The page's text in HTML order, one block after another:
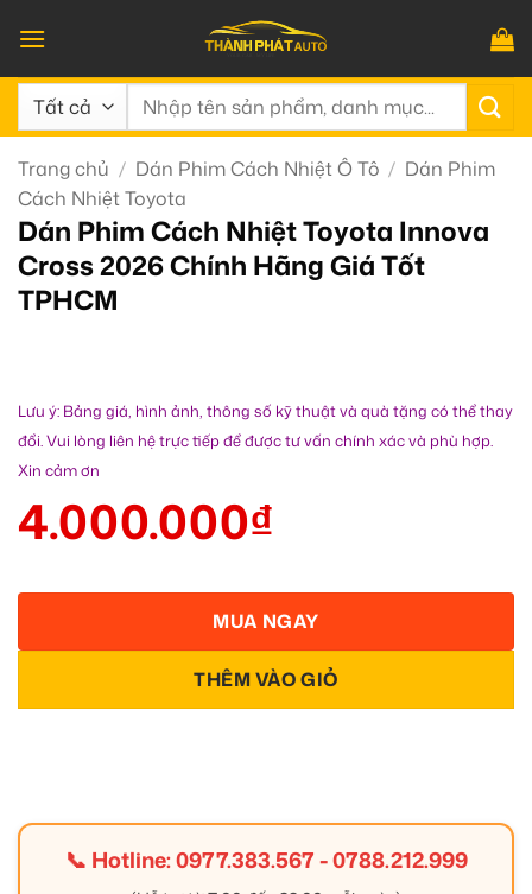
qua
nội
dung
Tìm
Trang chủ / Dán Phim Cách Nhiệt Ô Tô / Dán Phim
Cách Nhiệt Toyota
Dán Phim Cách Nhiệt Toyota Innova
Cross 2026 Chính Hãng Giá Tốt
TPHCM
Lưu ý: Bảng giá, hình ảnh, thông số kỹ thuật và quà tặng có thể thay
đổi. Vui lòng liên hệ trực tiếp để được tư vấn chính xác và phù hợp.
Xin cảm ơn
4.000.000₫
THÊM VÀO GIỎ
MUA NGAY
📞 Hotline:0977.383.567-0788.212.999